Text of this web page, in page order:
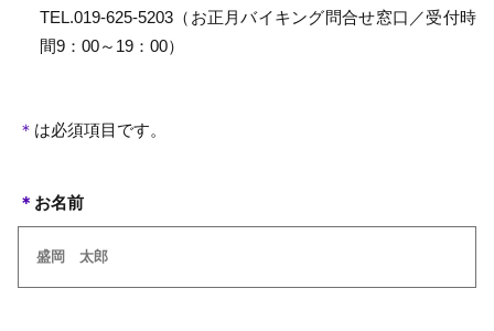
TEL.019-625-5203（お正月バイキング問合せ窓口／受付時
間9：00～19：00）
＊ は必須項目です。
＊ お名前